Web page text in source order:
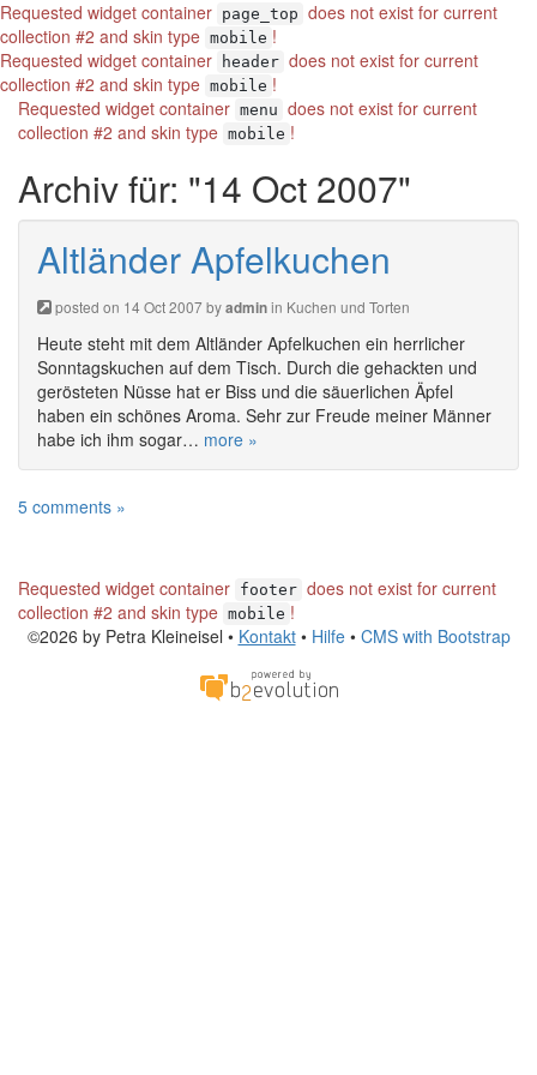
Requested widget container page_top does not exist for current
collection #2 and skin type mobile !
Requested widget container
header does not exist for current
collection #2 and skin type mobile !
Requested widget container menu does not exist for current
collection #2 and skin type mobile !
Archiv für: "14 Oct 2007"
Altländer Apfelkuchen
posted on 14 Oct 2007 byadminin Kuchen und Torten
Heute steht mit dem Altländer Apfelkuchen ein herrlicher
Sonntagskuchen auf dem Tisch. Durch die gehackten und
gerösteten Nüsse hat er Biss und die säuerlichen Äpfel
haben ein schönes Aroma. Sehr zur Freude meiner Männer
habe ich ihm sogar… more »
5 comments »
Requested widget container footer does not exist for current
collection #2 and skin type mobile !
©2026 by Petra Kleineisel • Kontakt• Hilfe• CMS with Bootstrap